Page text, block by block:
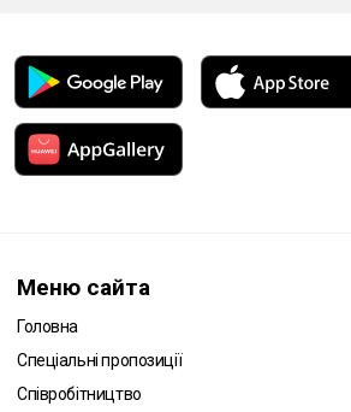
Меню сайта
Головна
Спеціальні пропозиції
Співробітництво